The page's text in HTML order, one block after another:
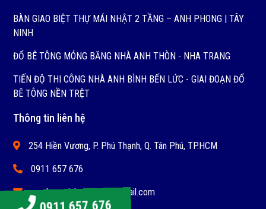
BÀN GIAO BIỆT THỰ MÁI NHẬT 2 TẦNG – ANH PHONG | TÂY
NINH
ĐỔ BÊ TÔNG MÓNG BĂNG NHÀ ANH THÒN - NHA TRANG
TIẾN ĐỘ THI CÔNG NHÀ ANH BÌNH BẾN LỨC - GIAI ĐOẠN ĐỔ
BÊ TÔNG NỀN TRỆT
Thông tin liên hệ
254 Hiền Vương, P. Phú Thạnh, Q. Tân Phú, TP.HCM
0911 657 676
xaydungminhphung76@gmail.com